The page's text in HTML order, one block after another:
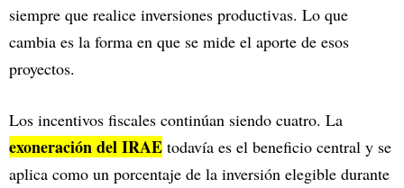
siempre que realice inversiones productivas. Lo que
cambia es la forma en que se mide el aporte de esos
proyectos.
Los incentivos fiscales continúan siendo cuatro. La
exoneración del IRAE todavía es el beneficio central y se
aplica como un porcentaje de la inversión elegible durante